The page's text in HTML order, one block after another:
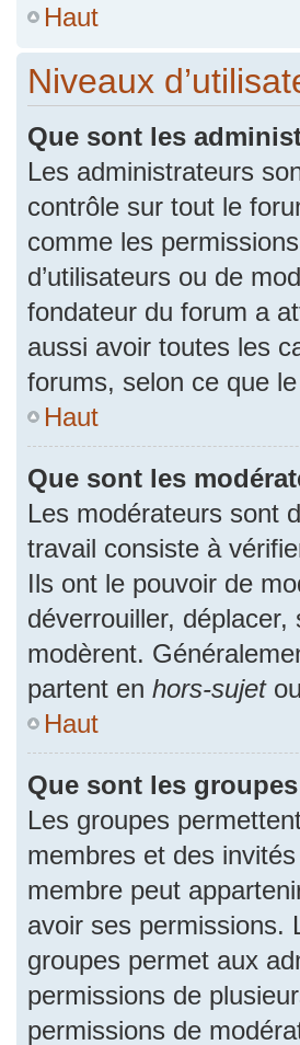
Haut
Niveaux
Que sont les
Les administrateurs
contrôle sur tout le
comme les
d’utilisateurs ou de
fondateur du forum a
aussi avoir toutes les
forums, selon ce que
Haut
Que sont les
Les modérateurs sont
travail consiste à
Ils ont le pouvoir de
déverrouiller,
modèrent.
partent en hors-sujet
Haut
Que sont les
Les groupes
membres et des
membre peut
avoir ses permissions.
groupes permet aux
permissions de
permissions de